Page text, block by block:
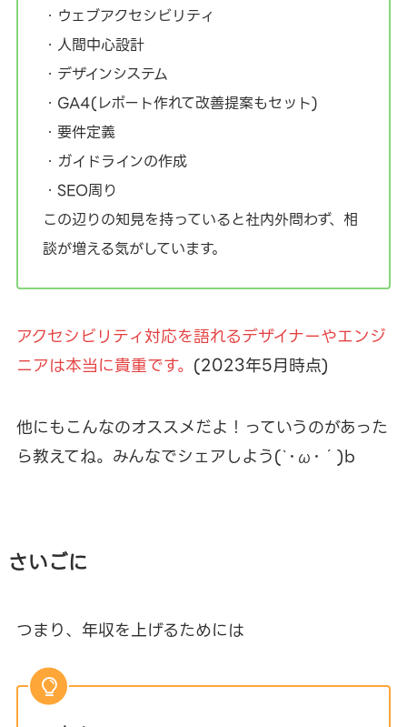
・ウェブアクセシビリティ
・人間中心設計
・デザインシステム
・GA4(レポート作れて改善提案もセット)
・要件定義
・ガイドラインの作成
・SEO周り
この辺りの知見を持っていると社内外問わず、相
談が増える気がしています。
アクセシビリティ対応を語れるデザイナーやエンジ
ニアは本当に貴重です。 (2023年5月時点)
他にもこんなのオススメだよ！っていうのがあった
ら教えてね。みんなでシェアしよう(`･ω･´)b
さいごに
つまり、年収を上げるためには